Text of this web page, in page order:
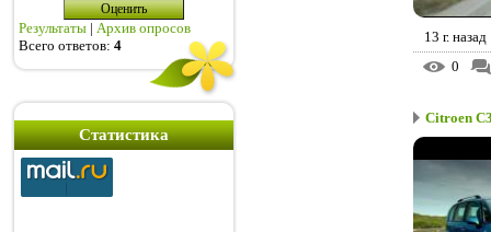
Результаты | Архив опросов
Всего ответов: 4
Статистика
13 г. назад
0
Citroen